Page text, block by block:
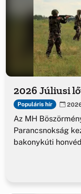
2026 Júliusi
Populáris hír
Az MH
Parancsnokság
bakonykúti